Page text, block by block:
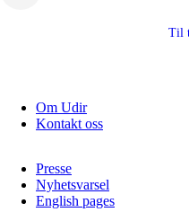
Til
Om Udir
Kontakt oss
Presse
Nyhetsvarsel
English pages